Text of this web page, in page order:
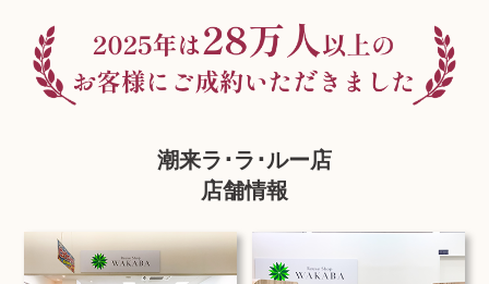
潮来ラ･ラ･ルー店
店舗情報